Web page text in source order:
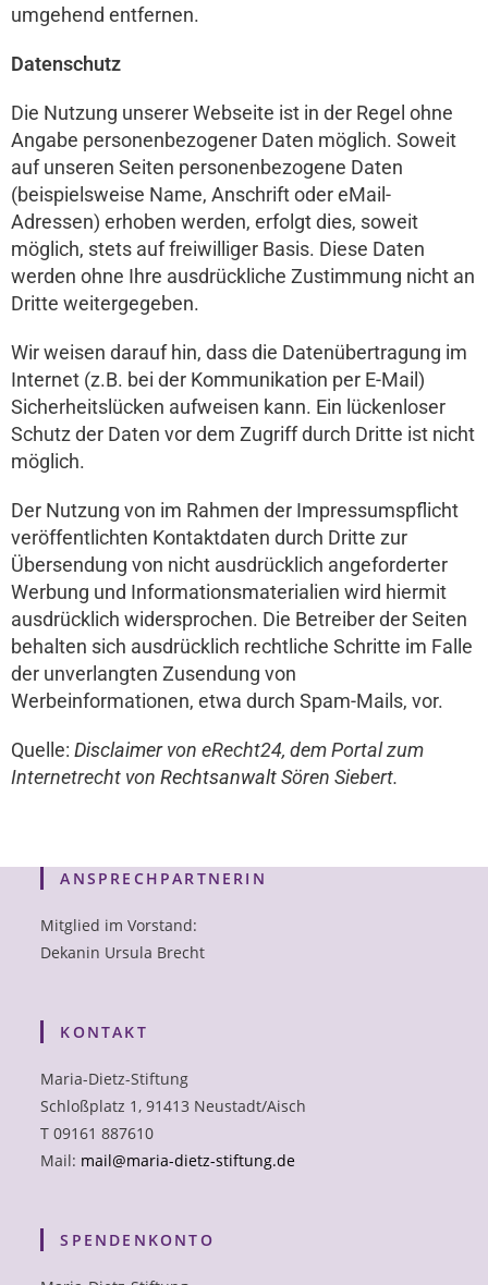
umgehend entfernen.
Datenschutz
Die Nutzung unserer Webseite ist in der Regel ohne
Angabe personenbezogener Daten möglich. Soweit
auf unseren Seiten personenbezogene Daten
(beispielsweise Name, Anschrift oder eMail-
Adressen) erhoben werden, erfolgt dies, soweit
möglich, stets auf freiwilliger Basis. Diese Daten
werden ohne Ihre ausdrückliche Zustimmung nicht an
Dritte weitergegeben.
Wir weisen darauf hin, dass die Datenübertragung im
Internet (z.B. bei der Kommunikation per E-Mail)
Sicherheitslücken aufweisen kann. Ein lückenloser
Schutz der Daten vor dem Zugriff durch Dritte ist nicht
möglich.
Der Nutzung von im Rahmen der Impressumspflicht
veröffentlichten Kontaktdaten durch Dritte zur
Übersendung von nicht ausdrücklich angeforderter
Werbung und Informationsmaterialien wird hiermit
ausdrücklich widersprochen. Die Betreiber der Seiten
behalten sich ausdrücklich rechtliche Schritte im Falle
der unverlangten Zusendung von
Werbeinformationen, etwa durch Spam-Mails, vor.
Quelle: Disclaimervon eRecht24, dem Portal zum
Internetrecht von RechtsanwaltSören Siebert.
ANSPRECHPARTNERIN
Mitglied im Vorstand:
Dekanin Ursula Brecht
KONTAKT
Maria-Dietz-Stiftung
Schloßplatz 1, 91413 Neustadt/Aisch
T 09161 887610
Mail: mail@maria-dietz-stiftung.de
SPENDENKONTO